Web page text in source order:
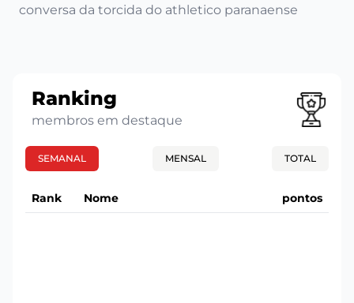
conversa da torcida do athletico paranaense
Ranking
membros em destaque
SEMANAL MENSAL TOTAL
Rank Nome pontos